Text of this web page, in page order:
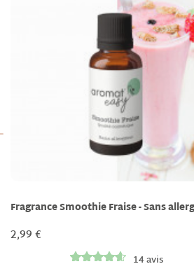
Fragrance Smoothie Fraise - Sans
2,99 €
14 avis